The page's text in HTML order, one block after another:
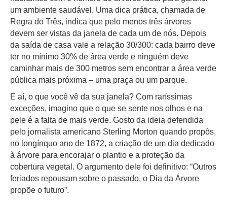
um ambiente saudável. Uma dica prática, chamada de
Regra do Três, indica que pelo menos três árvores
devem ser vistas da janela de cada um de nós. Depois
da saída de casa vale a relação 30/300: cada bairro deve
ter no mínimo 30% de área verde e ninguém deve
caminhar mais de 300 metros sem encontrar a área verde
pública mais próxima – uma praça ou um parque.
E aí, o que você vê da sua janela? Com raríssimas
exceções, imagino que o que se sente nos olhos e na
pele é a falta de mais verde. Gosto da ideia defendida
pelo jornalista americano Sterling Morton quando propôs,
no longínquo ano de 1872, a criação de um dia dedicado
à árvore para encorajar o plantio e a proteção da
cobertura vegetal. O argumento dele foi definitivo: “Outros
feriados repousam sobre o passado, o Dia da Árvore
propõe o futuro”.